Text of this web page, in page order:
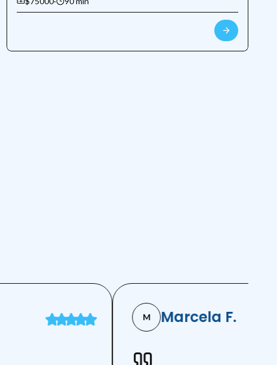
blancos.
M Marcela F.